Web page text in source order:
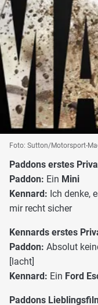
Foto: Sutton/Motorsport-
Paddons erstes
Paddon: Ein Mini
Kennard: Ich denke,
mir recht sicher
Kennards erstes
Paddon: Absolut
[lacht]
Kennard: Ein Ford
Paddons